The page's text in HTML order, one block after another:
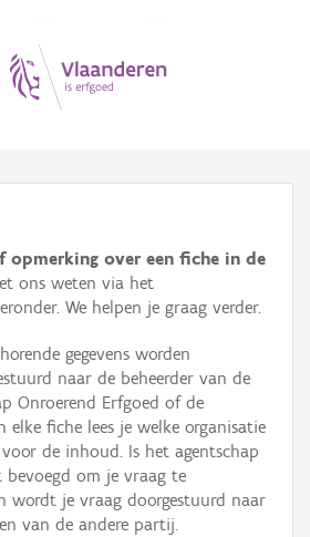
opmerking over een fiche in de
ons weten via het
We helpen je graag verder.
gegevens worden
naar de beheerder van de
Onroerend Erfgoed of de
elke fiche lees je welke organisatie
de inhoud. Is het agentschap
bevoegd om je vraag te
wordt je vraag doorgestuurd naar
van de andere partij.